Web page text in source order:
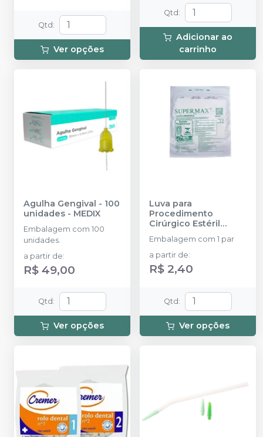
Qtd :
Ver opções
Qtd :
Adicionar ao
carrinho
Agulha Gengival - 100
unidades - MEDIX
Embalagem com 100
unidades.
a partir de:
R$ 49,00
Qtd :
Ver opções
Luva para
Procedimento
Cirúrgico Estéril
Látex
Embalagem com 1 par
a partir de:
R$ 2,40
Qtd :
Ver opções